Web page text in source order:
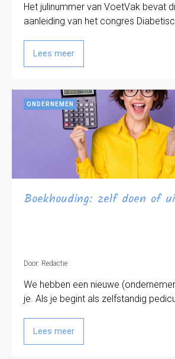
Het julinummer van VoetVak bevat
aanleiding van het congres
Lees meer
ONDERNEMEN
Boekhouding: zelf doen of
Door: Redactie
We hebben een nieuwe
je. Als je begint als zelfstandig
Lees meer